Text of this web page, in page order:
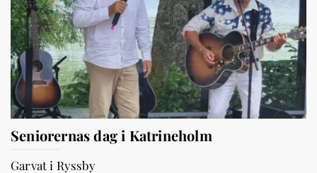
Seniorernas dag i Katrineholm
Garvat i Ryssby